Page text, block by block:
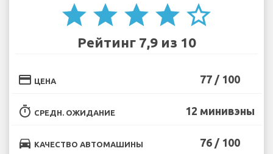
star star star star star_border
Рейтинг 7,9 из 10
credit_card ЦЕНА 77 / 100
timer СРЕДН. ОЖИДАНИЕ 12 минивэны
directions_car КАЧЕСТВО АВТОМАШИНЫ 76 / 100